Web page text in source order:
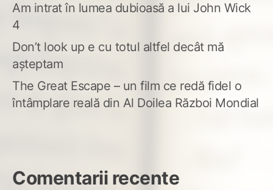
Am intrat în lumea dubioasă a lui John Wick
4
Don’t look up e cu totul altfel decât mă
așteptam
The Great Escape – un film ce redă fidel o
întâmplare reală din Al Doilea Război Mondial
Comentarii recente